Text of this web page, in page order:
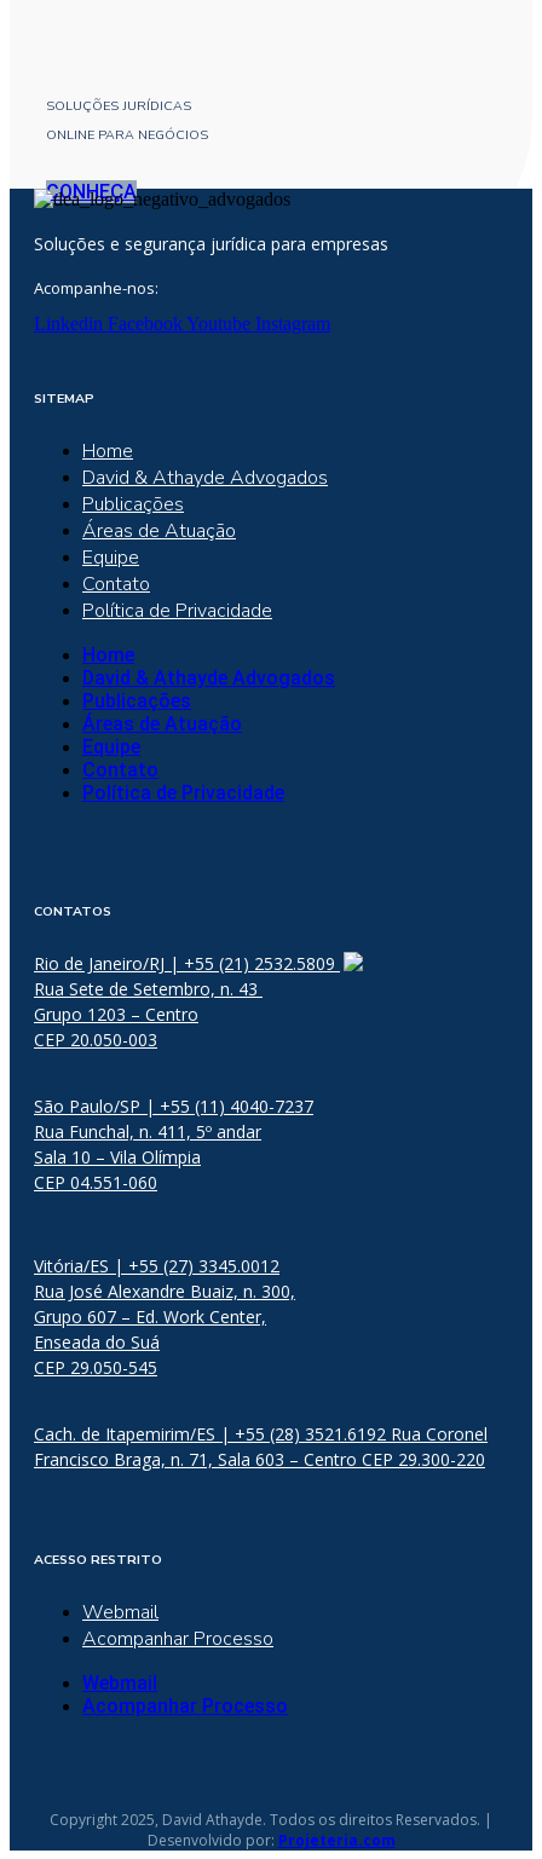
SOLUÇÕES JURÍDICAS
ONLINE PARA NEGÓCIOS
CONHEÇA
Soluções e segurança jurídica para empresas
Acompanhe-nos:
Linkedin FacebookYoutube Instagram
SITEMAP
Home
David & Athayde Advogados
Publicações
Áreas de Atuação
Equipe
Contato
Política de Privacidade
Home
David & Athayde Advogados
Publicações
Áreas de Atuação
Equipe
Contato
Política de Privacidade
CONTATOS
Rio de Janeiro/RJ | +55 (21) 2532.5809
Rua Sete de Setembro, n. 43
Grupo 1203 – Centro
CEP 20.050-003
São Paulo/SP | +55 (11) 4040-7237
Rua Funchal, n. 411, 5º andar
Sala 10 – Vila Olímpia
CEP 04.551-060
Vitória/ES | +55 (27) 3345.0012
Rua José Alexandre Buaiz, n. 300,
Grupo 607 – Ed. Work Center,
Enseada do Suá
CEP 29.050-545
Cach. de Itapemirim/ES | +55 (28) 3521.6192 Rua Coronel
Francisco Braga, n. 71, Sala 603 – Centro CEP 29.300-220
ACESSO RESTRITO
Webmail
Acompanhar Processo
Webmail
Acompanhar Processo
Copyright 2025, David Athayde. Todos os direitos Reservados. |
Desenvolvido por: Projeteria.com